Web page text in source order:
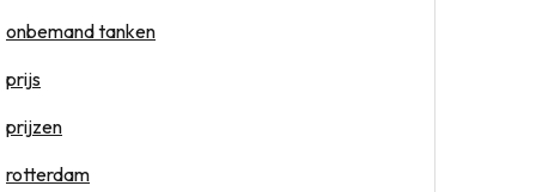
onbemand tanken
prijs
prijzen
rotterdam